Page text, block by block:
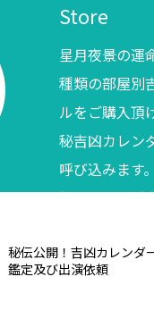
Store
星月夜景の運
種類の部屋別
ルをご購入頂
秘吉凶カレン
呼び込みます
調べてからご
秘伝公開！吉凶カレンダ
鑑定及び出演依頼